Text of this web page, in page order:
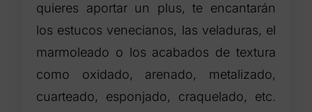
quieres aportar un plus, te encantarán
los estucos venecianos, las veladuras, el
marmoleado o los acabados de textura
como oxidado, arenado, metalizado,
cuarteado, esponjado, craquelado, etc.